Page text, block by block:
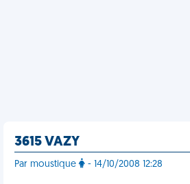
3615 VAZY
Par moustique - 14/10/2008 12:28